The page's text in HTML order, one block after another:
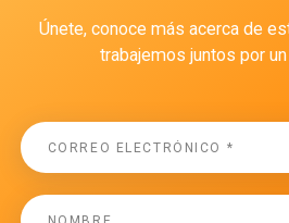
Únete, conoce más acerca de
trabajemos juntos por